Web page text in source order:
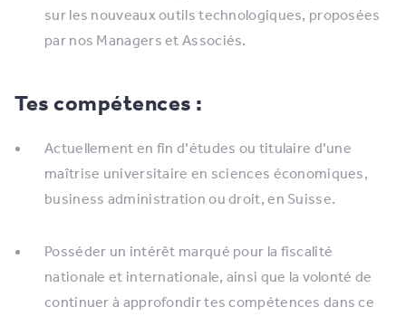
sur les nouveaux outils technologiques, proposées
par nos Managers et Associés.
Tes compétences :
Actuellement en fin d’études ou titulaire d’une
maîtrise universitaire en sciences économiques,
business administration ou droit, en Suisse.
Posséder un intérêt marqué pour la fiscalité
nationale et internationale, ainsi que la volonté de
continuer à approfondir tes compétences dans ce